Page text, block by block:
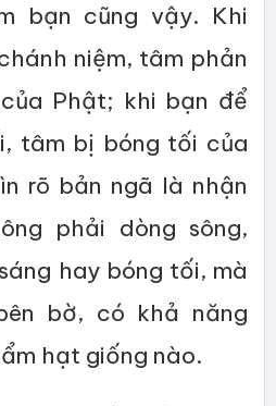
bạn cũng vậy. Khi
niệm, tâm phản
Phật; khi bạn để
tâm bị bóng tối của
rõ bản ngã là nhận
phải dòng sông,
hay bóng tối, mà
bờ, có khả năng
hạt giống nào.